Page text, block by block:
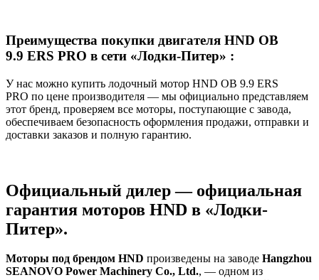
Преимущества покупки двигателя HND OB
9.9 ERS PRO в сети «Лодки-Питер» :
У нас можно купить лодочный мотор HND OB 9.9 ERS
PRO по цене производителя — мы официально представляем
этот бренд, проверяем все моторы, поступающие с завода,
обеспечиваем безопасность оформления продажи, отправки и
доставки заказов и полную гарантию.
Официальный дилер — официальная
гарантия моторов HND в «Лодки-
Питер».
Моторы под брендом HND произведены на заводе Hangzhou
SEANOVO Power Machinery Co., Ltd., — одном из